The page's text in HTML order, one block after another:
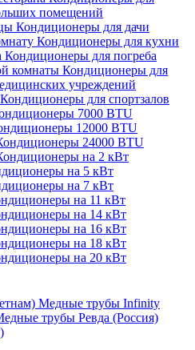
помещений
Кондиционеры для дачи
Кондиционеры для кухни
Кондиционеры для погреба
комнаты Кондиционеры для
учреждений
Кондиционеры для спортзалов
7000 BTU
12000 BTU
24000 BTU
на 2 кВт
на 5 кВт
на 7 кВт
на 11 кВт
на 14 кВт
на 16 кВт
на 18 кВт
на 20 кВт
Медные трубы Infinity
трубы Ревда (Россия)